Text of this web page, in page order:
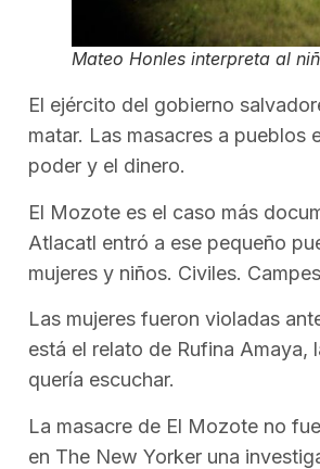
Mateo Honles interpreta al
El ejército del gobierno
matar. Las masacres a pueblos
poder y el dinero.
El Mozote es el caso más
Atlacatl entró a ese pequeño
mujeres y niños. Civiles.
Las mujeres fueron violadas
está el relato de Rufina
quería escuchar.
La masacre de El Mozote no
en The New Yorker una